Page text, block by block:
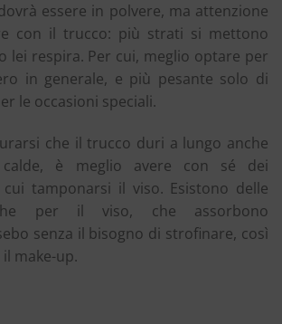
essere in polvere, ma attenzione
con il trucco: più strati si mettono
lei respira. Per cui, meglio optare per
in generale, e più pesante solo di
le occasioni speciali.
che il trucco duri a lungo anche
è meglio avere con sé dei
tamponarsi il viso. Esistono delle
per il viso, che assorbono
senza il bisogno di strofinare, così
make-up.